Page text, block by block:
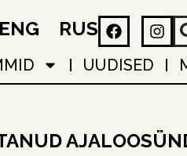
ENG RUS
UUDISED